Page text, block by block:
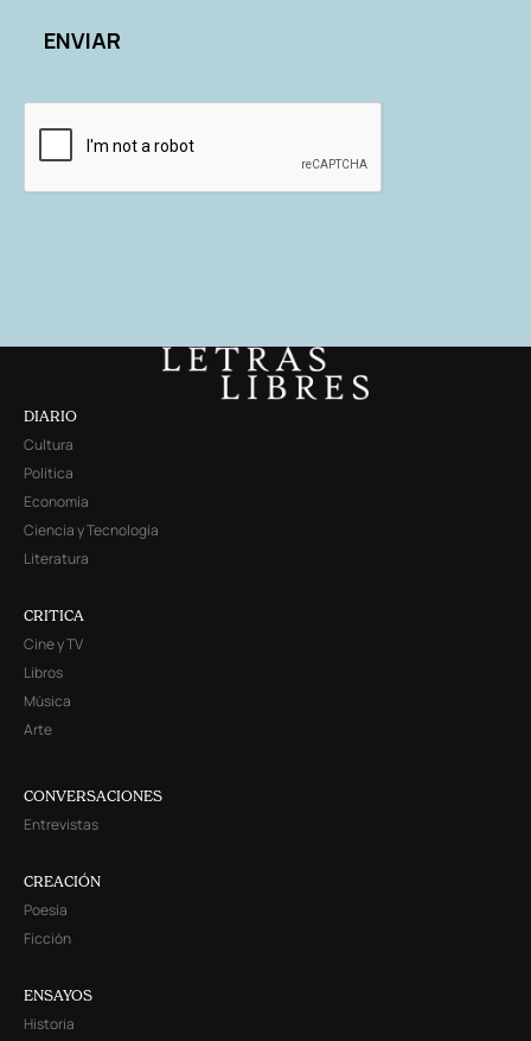
DIARIO
Cultura
Política
Economía
Ciencia y Tecnología
Literatura
CRITICA
Cine y TV
Libros
Música
Arte
CONVERSACIONES
Entrevistas
CREACIÓN
Poesía
Ficción
ENSAYOS
Historia